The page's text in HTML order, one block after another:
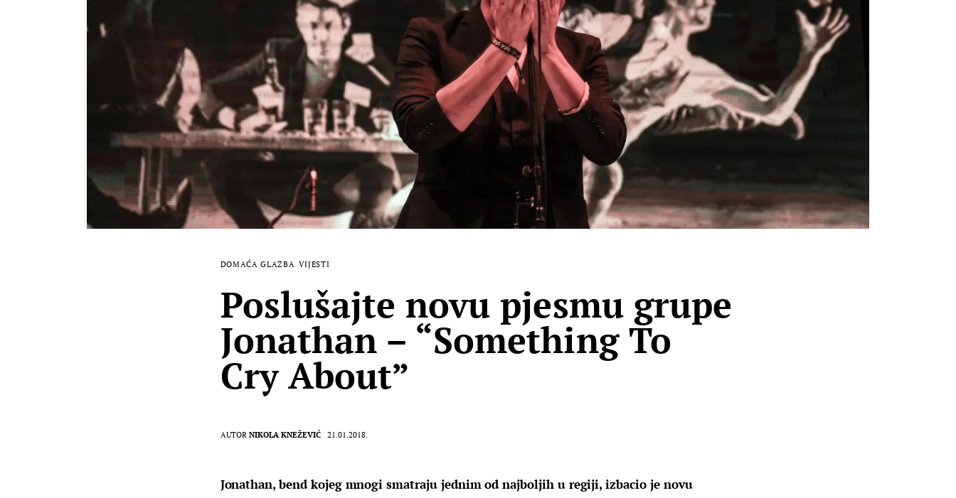
DOMAĆA GLAZBA VIJESTI
Poslušajte novu pjesmu grupe
Jonathan – “Something To
Cry About”
AUTOR NIKOLA KNEŽEVIĆ 21.01.2018.
Jonathan, bend kojeg mnogi smatraju jednim od najboljih u regiji, izbacio je novu